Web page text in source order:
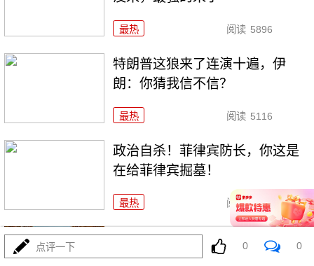
最热 阅读 5896
特朗普这狼来了连演十遍，伊
朗：你猜我信不信？
最热 阅读 5116
政治自杀！菲律宾防长，你这是
在给菲律宾掘墓！
最热 阅读 6949
高市早苗又作妖！特高课卷土重
来，日本三重困境
点评一下 0 0